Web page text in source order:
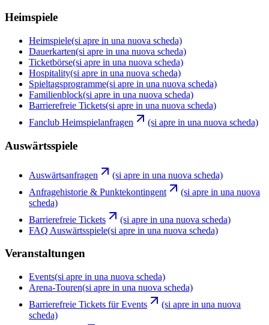
Heimspiele
Heimspiele(si apre in una nuova scheda)
Dauerkarten(si apre in una nuova scheda)
Ticketbörse(si apre in una nuova scheda)
Hospitality(si apre in una nuova scheda)
Spieltagsprogramme(si apre in una nuova scheda)
Familienblock(si apre in una nuova scheda)
Barrierefreie Tickets(si apre in una nuova scheda)
Fanclub Heimspielanfragen
(si apre in una nuova scheda)
Auswärtsspiele
Auswärtsanfragen
(si apre in una nuova scheda)
Anfragehistorie & Punktekontingent
(si apre in una nuova
scheda)
Barrierefreie Tickets
(si apre in una nuova scheda)
FAQ Auswärtsspiele(si apre in una nuova scheda)
Veranstaltungen
Events(si apre in una nuova scheda)
Arena-Touren(si apre in una nuova scheda)
Barrierefreie Tickets für Events
(si apre in una nuova
scheda)